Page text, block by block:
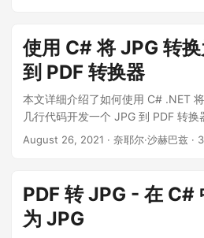
使用 C# 将 JPG 转
到 PDF 转换器
本文详细介绍了如何使用 C# .NET
几行代码开发一个 JPG 到 PDF 转换
August 26, 2021 · 奈耶尔·沙赫巴兹 ·
PDF 转 JPG - 在 C#
为 JPG